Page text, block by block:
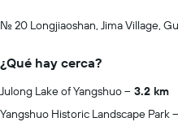
No. 20 Longjiaoshan, Jima Village,
¿Qué hay cerca?
Julong Lake of Yangshuo
3.2 km
Yangshuo Historic Landscape Park